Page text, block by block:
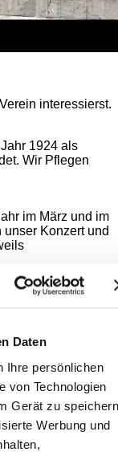
Daten
Ihre persönlichen
von Technologien
Gerät zu speichern
Werbung und
interessierst.
1924 als
Wir Pflegen
im März und im
Konzert und
um 19:30 Uhr im
Dies ist jedoch